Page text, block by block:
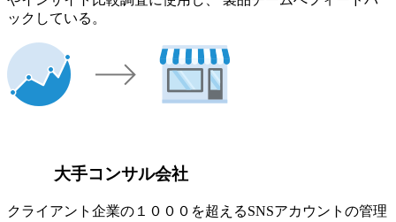
ックしている。
大手コンサル会社
クライアント企業の１０００を超えるSNSアカウントの管理